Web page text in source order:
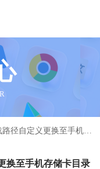
定义更换至手机存储卡目录
换至手机存储卡目录